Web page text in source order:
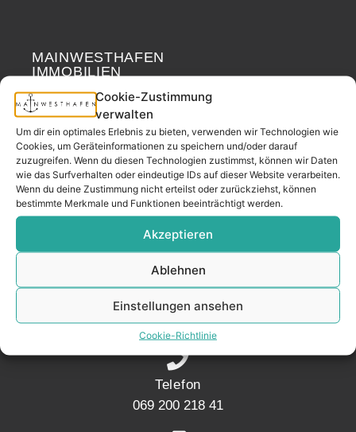
Cookie-Zustimmung
verwalten
Um dir ein optimales Erlebnis zu bieten, verwenden wir Technologien wie
Cookies, um Geräteinformationen zu speichern und/oder darauf
zuzugreifen. Wenn du diesen Technologien zustimmst, können wir Daten
wie das Surfverhalten oder eindeutige IDs auf dieser Website verarbeiten.
Wenn du deine Zustimmung nicht erteilst oder zurückziehst, können
bestimmte Merkmale und Funktionen beeinträchtigt werden.
Akzeptieren
Ablehnen
Einstellungen ansehen
Cookie-Richtlinie
MAINWESTHAFEN
IMMOBILIEN
Ihr Immobilienpartner
aus der
Nachbarschaft.
– seit 2017.
Adresse
Mainwesthafen Immobilien Speicherstraße 5
60327 Frankfurt
Telefon
069 200 218 41